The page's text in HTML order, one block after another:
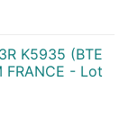
K5935 (BTE
FRANCE - Lot